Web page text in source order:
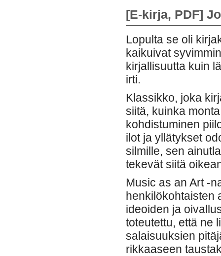
[E-kirja, PDF]
Lopulta se oli
kaikuivat
kirjallisuutta kuin
irti.
Klassikko, joka
siitä, kuinka
kohdistuminen
ilot ja yllätykset
silmille, sen
tekevät siitä
Music as an Art -
henkilökohtaisten
ideoiden ja
toteutettu, että ne
salaisuuksien
rikkaaseen